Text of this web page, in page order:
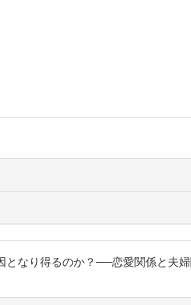
となり得るのか？──恋愛関係と夫